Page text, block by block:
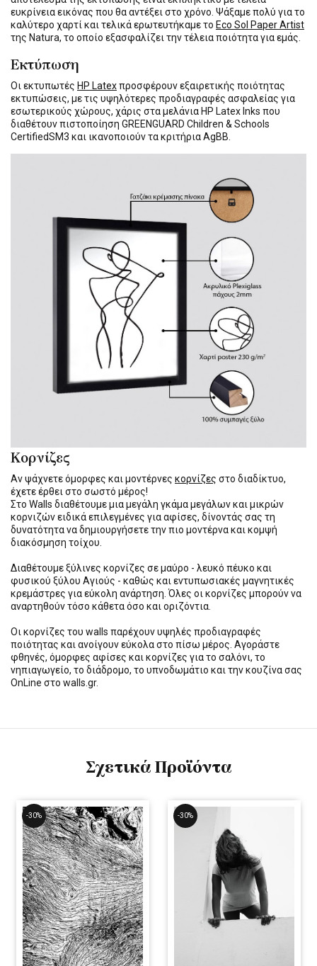
ευκρίνεια εικόνας που θα αντέξει στο χρόνο. Ψάξαμε πολύ για το
καλύτερο χαρτί και τελικά ερωτευτήκαμε το Eco Sol Paper Artist
της Natura, το οποίο εξασφαλίζει την τέλεια ποιότητα για εμάς.
Εκτύπωση
Οι εκτυπωτές HP Latexπροσφέρουν εξαιρετικής ποιότητας
εκτυπώσεις, με τις υψηλότερες προδιαγραφές ασφαλείας για
εσωτερικούς χώρους, χάρις στα μελάνια HP Latex Inks που
διαθέτουν πιστοποίηση GREENGUARD Children & Schools
CertifiedSM3 και ικανοποιούν τα κριτήρια AgBB.
Κορνίζες
Αν ψάχνετε όμορφες και μοντέρνες κορνίζες στο διαδίκτυο,
έχετε έρθει στο σωστό μέρος!
Στο Walls διαθέτουμε μια μεγάλη γκάμα μεγάλων και μικρών
κορνιζών ειδικά επιλεγμένες για αφίσες, δίνοντάς σας τη
δυνατότητα να δημιουργήσετε την πιο μοντέρνα και κομψή
διακόσμηση τοίχου.
Διαθέτουμε ξύλινες κορνίζες σε μαύρο - λευκό πέυκο και
φυσικού ξύλου Αγιούς - καθώς και εντυπωσιακές μαγνητικές
κρεμάστρες για εύκολη ανάρτηση. Όλες οι κορνίζες μπορούν να
αναρτηθούν τόσο κάθετα όσο και οριζόντια.
Οι κορνίζες του walls παρέχουν υψηλές προδιαγραφές
ποιότητας και ανοίγουν εύκολα στο πίσω μέρος. Αγοράστε
φθηνές, όμορφες αφίσες και κορνίζες για το σαλόνι, το
νηπιαγωγείο, το διάδρομο, το υπνοδωμάτιο και την κουζίνα σας
OnLine στο walls.gr.
Σχετικά Προϊόντα
-30% -30%